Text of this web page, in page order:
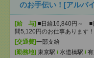
のお手伝い！[アルバ
[給 与] ■日給16,840円～
間5,120円のお仕事あります！
[交通費]一部支給
[勤務地] 東京駅 / 水道橋駅 /